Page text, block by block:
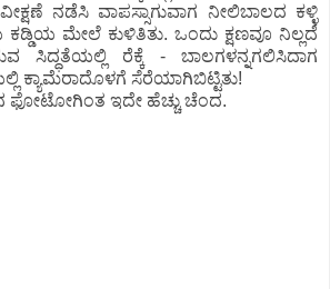
ನಡೆಸಿ ವಾಪಸ್ಸಾಗುವಾಗ ನೀಲಿಬಾಲದ ಕಳ್ಳಿ
ಮೇಲೆ ಕುಳಿತಿತು. ಒಂದು ಕ್ಷಣವೂ ನಿಲ್ಲದೆ
ಸಿದ್ಧತೆಯಲ್ಲಿ ರೆಕ್ಕೆ - ಬಾಲಗಳನ್ನಗಲಿಸಿದಾಗ
ಕ್ಯಾಮೆರಾದೊಳಗೆ ಸೆರೆಯಾಗಿಬಿಟ್ಟಿತು!
ಫೋಟೋಗಿಂತ ಇದೇ ಹೆಚ್ಚು ಚೆಂದ.